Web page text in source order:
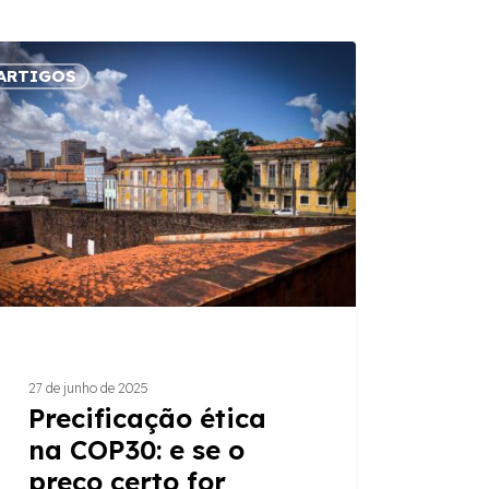
27 de junho de 2025
Precificação ética
na COP30: e se o
preço certo for